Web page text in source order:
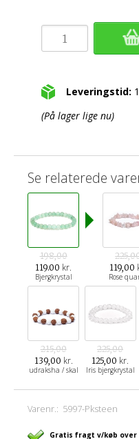
Leveringstid:
(På lager lige nu)
Se relaterede
198,00
119.00 kr.
Bjergkrystal
119,00
Rose
215,00
139,00 kr.
udraksha / skal
225,00
125,00 kr.
Iris bjergkrystal
Varenr.: 5997-Pksteen
Gratis fragt v/køb over